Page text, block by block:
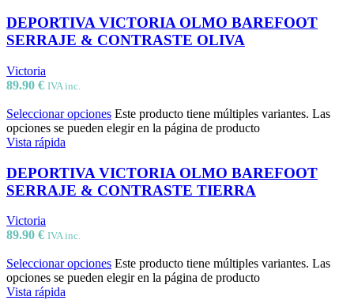
DEPORTIVA VICTORIA OLMO BAREFOOT
SERRAJE & CONTRASTE OLIVA
Victoria
89.90 € IVA inc.
Seleccionar opciones Este producto tiene múltiples variantes. Las
opciones se pueden elegir en la página de producto
Vista rápida
DEPORTIVA VICTORIA OLMO BAREFOOT
SERRAJE & CONTRASTE TIERRA
Victoria
89.90 € IVA inc.
Seleccionar opciones Este producto tiene múltiples variantes. Las
opciones se pueden elegir en la página de producto
Vista rápida